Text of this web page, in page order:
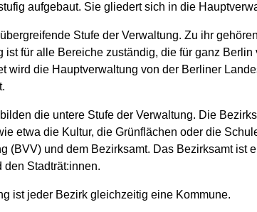
aufgebaut. Sie gliedert sich in die
Stufe der Verwaltung. Zu ihr
ist für alle Bereiche zuständig, die für ganz
wird die Hauptverwaltung von der Berliner
die untere Stufe der Verwaltung. Die
etwa die Kultur, die Grünflächen oder die
(BVV) und dem Bezirksamt. Das Bezirksamt
den Stadträt:innen.
ist jeder Bezirk gleichzeitig eine Kommune.